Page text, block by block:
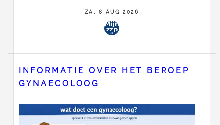
ZA, 8 AUG 2026
INFORMATIE OVER HET BEROEP
GYNAECOLOOG